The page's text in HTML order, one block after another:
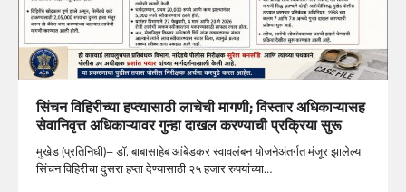
सिंचन विहिरीच्या हप्त्यासाठी लाचेची मागणी; विस्तार अधिकाऱ्यासह
सेवानिवृत्त अधिकाऱ्यावर गुन्हा दाखल करण्याची प्रक्रिया सुरू
मुखेड (प्रतिनिधी)– डॉ. बाबासाहेब आंबेडकर स्वावलंबन योजनेअंतर्गत मंजूर झालेल्या
सिंचन विहिरीचा दुसरा हप्ता देण्यासाठी २५ हजार रुपयांच्या…